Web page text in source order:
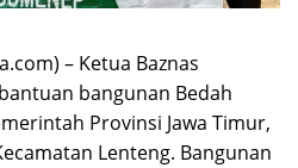
– Ketua Baznas
bangunan Bedah
Provinsi Jawa Timur,
Lenteng. Bangunan